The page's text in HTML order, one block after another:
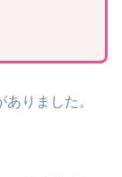
りました。